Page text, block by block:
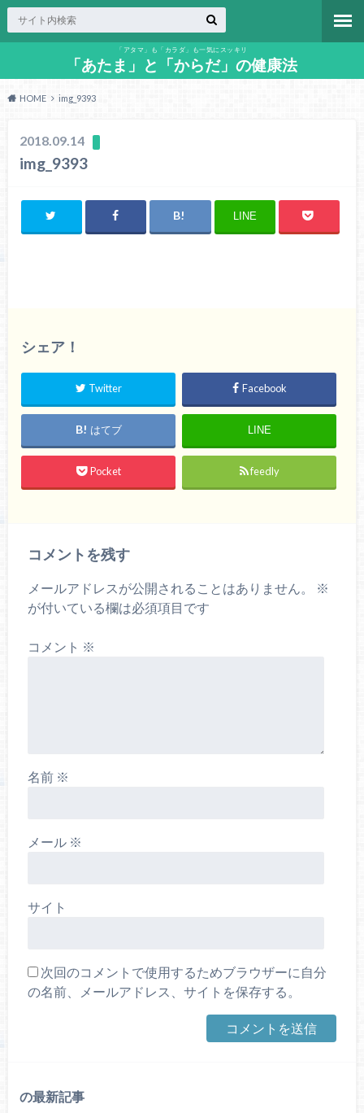
「アタマ」も「カラダ」も一気にスッキリ
「あたま」と「からだ」の健康法
HOME img_9393
2018.09.14
img_9393
LINE
シェア！
Twitter Facebook
はてブ LINE
Pocket feedly
コメントを残す
メールアドレスが公開されることはありません。
※
が付いている欄は必須項目です
コメント ※
名前 ※
メール ※
サイト
次回のコメントで使用するためブラウザーに自分
の名前、メールアドレス、サイトを保存する。
の最新記事